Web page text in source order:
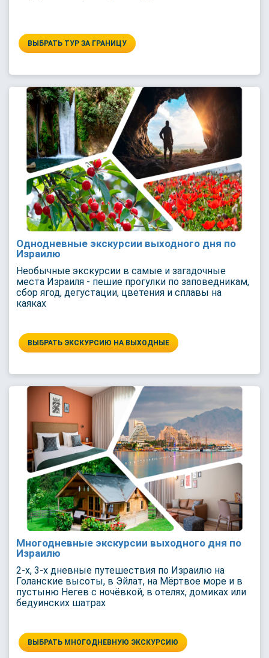
ВЫБРАТЬ ТУР ЗА ГРАНИЦУ
Однодневные экскурсии выходного дня по
Израилю
Необычные экскурсии в самые и загадочные
места Израиля - пешие прогулки по заповедникам,
сбор ягод, дегустации, цветения и сплавы на
каяках
ВЫБРАТЬ ЭКСКУРСИЮ НА ВЫХОДНЫЕ
Многодневные экскурсии выходного дня по
Израилю
2-х, 3-х дневные путешествия по Израилю на
Голанские высоты, в Эйлат, на Мёртвое море и в
пустыню Негев с ночёвкой, в отелях, домиках или
бедуинских шатрах
ВЫБРАТЬ МНОГОДНЕВНУЮ ЭКСКУРСИЮ